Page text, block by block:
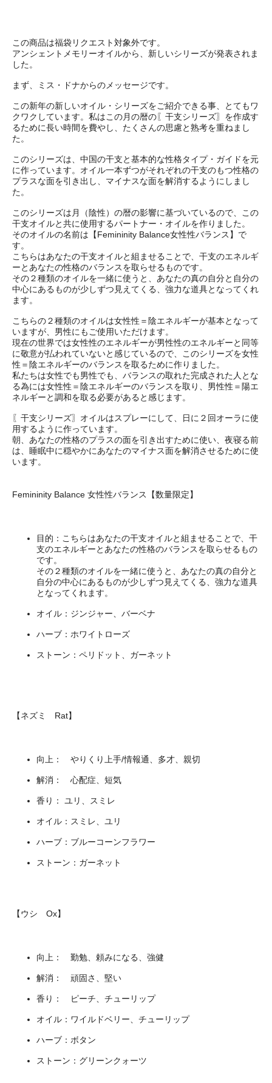
この商品は福袋リクエスト対象外です。
アンシェントメモリーオイルから、新しいシリーズが発表されま
した。
まず、ミス・ドナからのメッセージです。
この新年の新しいオイル・シリーズをご紹介できる事、とてもワ
クワクしています。私はこの月の暦の〖干支シリーズ〗を作成す
るために長い時間を費やし、たくさんの思慮と熟考を重ねまし
た。
このシリーズは、中国の干支と基本的な性格タイプ・ガイドを元
に作っています。オイル一本ずつがそれぞれの干支のもつ性格の
プラスな面を引き出し、マイナスな面を解消するようにしまし
た。
このシリーズは月（陰性）の暦の影響に基づいているので、この
干支オイルと共に使用するパートナー・オイルを作りました。
そのオイルの名前は【Femininity Balance女性性バランス】で
す。
こちらはあなたの干支オイルと組ませることで、干支のエネルギ
ーとあなたの性格のバランスを取らせるものです。
その２種類のオイルを一緒に使うと、あなたの真の自分と自分の
中心にあるものが少しずつ見えてくる、強力な道具となってくれ
ます。
こちらの２種類のオイルは女性性＝陰エネルギーが基本となって
いますが、男性にもご使用いただけます。
現在の世界では女性性のエネルギーが男性性のエネルギーと同等
に敬意が払われていないと感じているので、このシリーズを女性
性＝陰エネルギーのバランスを取るために作りました。
私たちは女性でも男性でも、バランスの取れた完成された人とな
る為には女性性＝陰エネルギーのバランスを取り、男性性＝陽エ
ネルギーと調和を取る必要があると感じます。
〖干支シリーズ〗オイルはスプレーにして、日に２回オーラに使
用するように作っています。
朝、あなたの性格のプラスの面を引き出すために使い、夜寝る前
は、睡眠中に穏やかにあなたのマイナス面を解消させるために使
います。
Femininity Balance 女性性バランス【数量限定】
目的：こちらはあなたの干支オイルと組ませることで、干
支のエネルギーとあなたの性格のバランスを取らせるもの
です。
その２種類のオイルを一緒に使うと、あなたの真の自分と
自分の中心にあるものが少しずつ見えてくる、強力な道具
となってくれます。
オイル：ジンジャー、バーベナ
ハーブ：ホワイトローズ
ストーン：ペリドット、ガーネット
【ネズミ Rat】
向上： やりくり上手/情報通、多才、親切
解消： 心配症、短気
香り： ユリ、スミレ
オイル：スミレ、ユリ
ハーブ：ブルーコーンフラワー
ストーン：ガーネット
【ウシ Ox】
向上： 勤勉、頼みになる、強健
解消： 頑固さ、堅い
香り： ピーチ、チューリップ
オイル：ワイルドベリー、チューリップ
ハーブ：ボタン
ストーン：グリーンクォーツ